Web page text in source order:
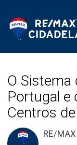
O Sistema
Portugal e
Centros
RE/